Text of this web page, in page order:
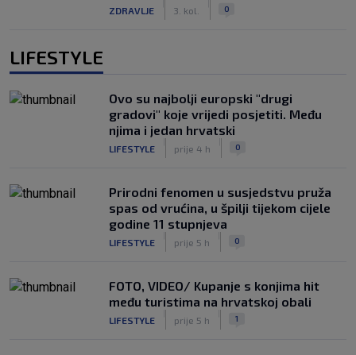
ZDRAVLJE 3. kol. 0
LIFESTYLE
Ovo su najbolji europski "drugi
gradovi" koje vrijedi posjetiti. Među
njima i jedan hrvatski
LIFESTYLE prije 4 h 0
Prirodni fenomen u susjedstvu pruža
spas od vrućina, u špilji tijekom cijele
godine 11 stupnjeva
LIFESTYLE prije 5 h 0
FOTO, VIDEO/ Kupanje s konjima hit
među turistima na hrvatskoj obali
LIFESTYLE prije 5 h 1